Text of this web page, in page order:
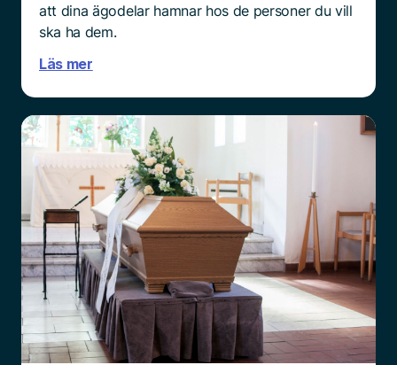
att dina ägodelar hamnar hos de personer du vill
ska ha dem.
Läs mer